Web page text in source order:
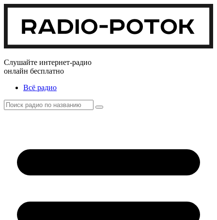
Слушайте интернет-радио
онлайн бесплатно
Всё радио